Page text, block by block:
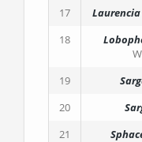
17
18
19
20
21